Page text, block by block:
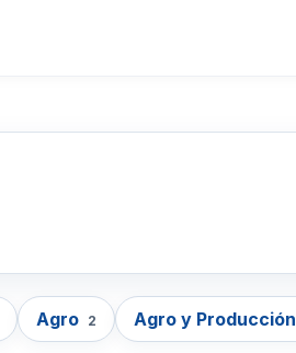
Agro 2 Agro y Producción